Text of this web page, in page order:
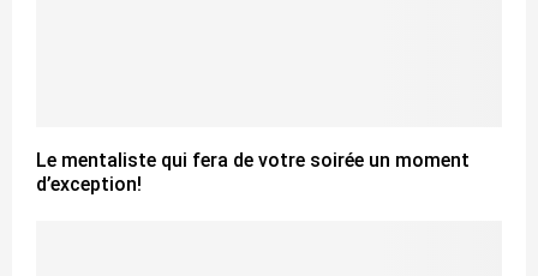
Le mentaliste qui fera de votre soirée un moment
d’exception!